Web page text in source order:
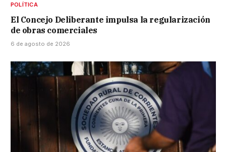
POLÍTICA
El Concejo Deliberante impulsa la regularización
de obras comerciales
6 de agosto de 2026